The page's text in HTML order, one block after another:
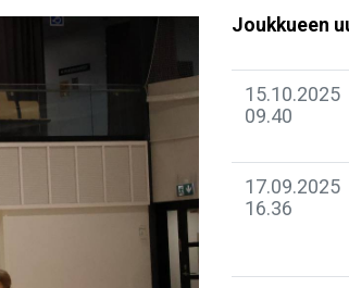
Joukkueen
15.10.2025
09.40
17.09.2025
16.36